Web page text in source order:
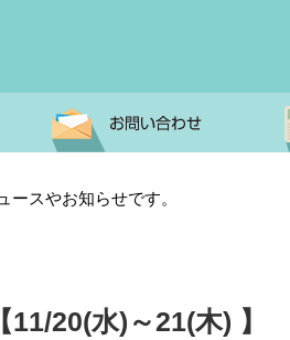
スやお知らせです。
20(水)～21(木) 】